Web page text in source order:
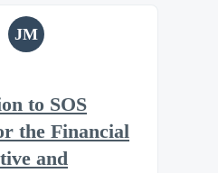
JM
to SOS
the Financial
and